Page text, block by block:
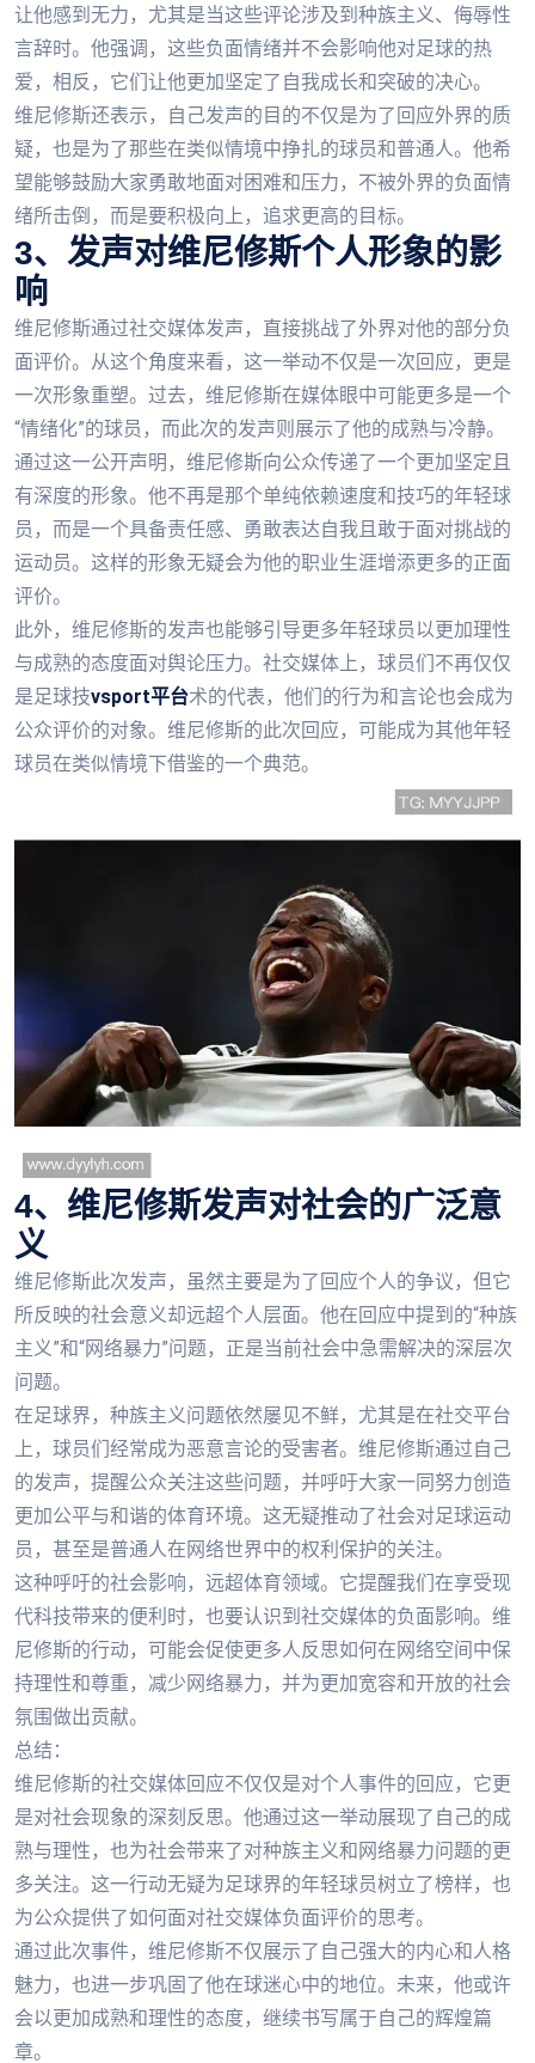
让他感到无力，尤其是当这些评论涉及到种族主义、侮辱性
言辞时。他强调，这些负面情绪并不会影响他对足球的热
爱，相反，它们让他更加坚定了自我成长和突破的决心。
维尼修斯还表示，自己发声的目的不仅是为了回应外界的质
疑，也是为了那些在类似情境中挣扎的球员和普通人。他希
望能够鼓励大家勇敢地面对困难和压力，不被外界的负面情
绪所击倒，而是要积极向上，追求更高的目标。
3、发声对维尼修斯个人形象的影
响
维尼修斯通过社交媒体发声，直接挑战了外界对他的部分负
面评价。从这个角度来看，这一举动不仅是一次回应，更是
一次形象重塑。过去，维尼修斯在媒体眼中可能更多是一个
“情绪化”的球员，而此次的发声则展示了他的成熟与冷静。
通过这一公开声明，维尼修斯向公众传递了一个更加坚定且
有深度的形象。他不再是那个单纯依赖速度和技巧的年轻球
员，而是一个具备责任感、勇敢表达自我且敢于面对挑战的
运动员。这样的形象无疑会为他的职业生涯增添更多的正面
评价。
此外，维尼修斯的发声也能够引导更多年轻球员以更加理性
与成熟的态度面对舆论压力。社交媒体上，球员们不再仅仅
是足球技vsport平台术的代表，他们的行为和言论也会成为
公众评价的对象。维尼修斯的此次回应，可能成为其他年轻
球员在类似情境下借鉴的一个典范。
4、维尼修斯发声对社会的广泛意
义
维尼修斯此次发声，虽然主要是为了回应个人的争议，但它
所反映的社会意义却远超个人层面。他在回应中提到的“种族
主义”和“网络暴力”问题，正是当前社会中急需解决的深层次
问题。
在足球界，种族主义问题依然屡见不鲜，尤其是在社交平台
上，球员们经常成为恶意言论的受害者。维尼修斯通过自己
的发声，提醒公众关注这些问题，并呼吁大家一同努力创造
更加公平与和谐的体育环境。这无疑推动了社会对足球运动
员，甚至是普通人在网络世界中的权利保护的关注。
这种呼吁的社会影响，远超体育领域。它提醒我们在享受现
代科技带来的便利时，也要认识到社交媒体的负面影响。维
尼修斯的行动，可能会促使更多人反思如何在网络空间中保
持理性和尊重，减少网络暴力，并为更加宽容和开放的社会
氛围做出贡献。
总结：
维尼修斯的社交媒体回应不仅仅是对个人事件的回应，它更
是对社会现象的深刻反思。他通过这一举动展现了自己的成
熟与理性，也为社会带来了对种族主义和网络暴力问题的更
多关注。这一行动无疑为足球界的年轻球员树立了榜样，也
为公众提供了如何面对社交媒体负面评价的思考。
通过此次事件，维尼修斯不仅展示了自己强大的内心和人格
魅力，也进一步巩固了他在球迷心中的地位。未来，他或许
会以更加成熟和理性的态度，继续书写属于自己的辉煌篇
章。